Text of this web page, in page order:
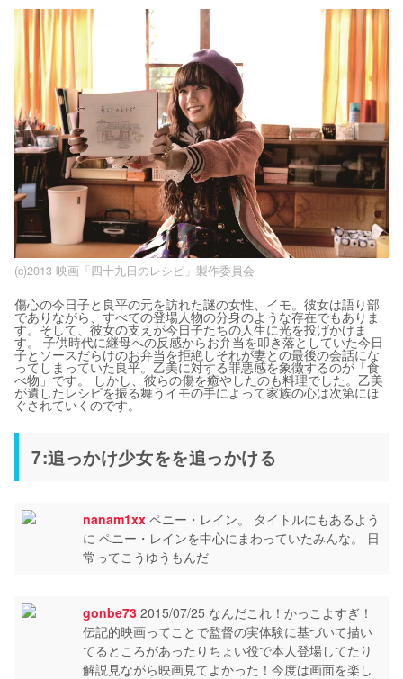
(c)2013 映画「四十九日のレシピ」製作委員会
傷心の今日子と良平の元を訪れた謎の女性、イモ。彼女は語り部
でありながら、すべての登場人物の分身のような存在でもありま
す。そして、彼女の支えが今日子たちの人生に光を投げかけま
す。 子供時代に継母への反感からお弁当を叩き落としていた今日
子とソースだらけのお弁当を拒絶しそれが妻との最後の会話にな
ってしまっていた良平。乙美に対する罪悪感を象徴するのが「食
べ物」です。 しかし、彼らの傷を癒やしたのも料理でした。乙美
が遺したレシピを振る舞うイモの手によって家族の心は次第にほ
ぐされていくのです。
7:追っかけ少女をを追っかける
nanam1xx ペニー・レイン。 タイトルにもあるよう
に ペニー・レインを中心にまわっていたみんな。 日
常ってこうゆうもんだ
gonbe73 2015/07/25 なんだこれ！かっこよすぎ！
伝記的映画ってことで監督の実体験に基づいて描い
てるところがあったりちょい役で本人登場してたり
解説見ながら映画見てよかった！今度は画面を楽し